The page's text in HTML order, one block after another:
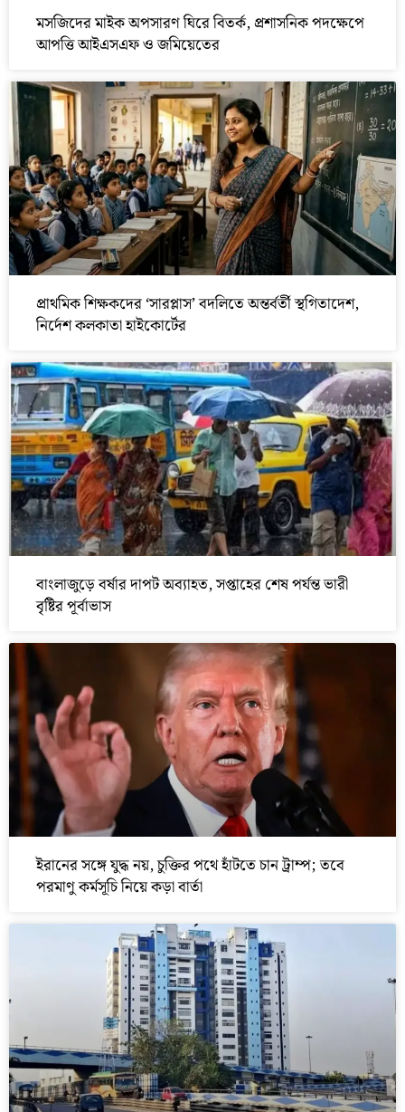
মসজিদের মাইক অপসারণ ঘিরে বিতর্ক, প্রশাসনিক পদক্ষেপে
আপত্তি আইএসএফ ও জমিয়েতের
প্রাথমিক শিক্ষকদের ‘সারপ্লাস’ বদলিতে অন্তর্বর্তী স্থগিতাদেশ,
নির্দেশ কলকাতা হাইকোর্টের
বাংলাজুড়ে বর্ষার দাপট অব্যাহত, সপ্তাহের শেষ পর্যন্ত ভারী
বৃষ্টির পূর্বাভাস
ইরানের সঙ্গে যুদ্ধ নয়, চুক্তির পথে হাঁটতে চান ট্রাম্প; তবে
পরমাণু কর্মসূচি নিয়ে কড়া বার্তা